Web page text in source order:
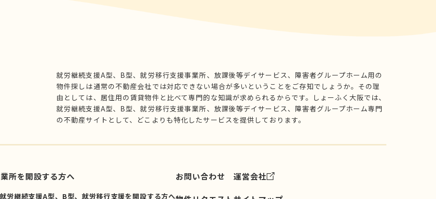
就労継続支援A型、B型、就労移行支援事業所、放課後等デイサービス、障害者グループホーム用の
物件探しは通常の不動産会社では対応できない場合が多いということをご存知でしょうか。その理
由としては、居住用の賃貸物件と比べて専門的な知識が求められるからです。しょーふく大阪では、
就労継続支援A型、B型、就労移行支援事業所、放課後等デイサービス、障害者グループホーム専門
の不動産サイトとして、どこよりも特化したサービスを提供しております。
所を開設する方へ
就労継続支援A型、B型、就労移行支援を開設する方へ
お問い合わせ
運営会社